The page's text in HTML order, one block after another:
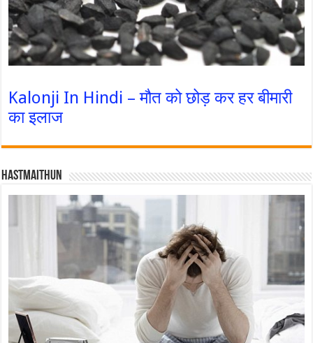
Kalonji In Hindi – मौत को छोड़ कर हर बीमारी
का इलाज
Hastmaithun